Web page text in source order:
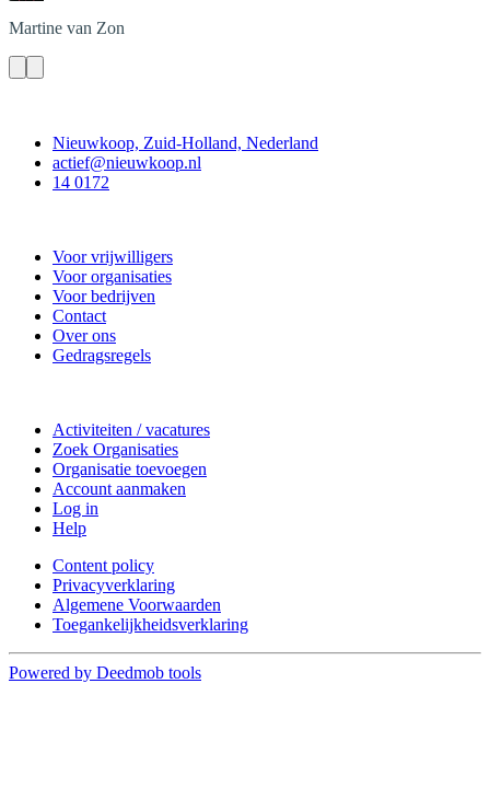
Martine van Zon
Nieuwkoop, Zuid-Holland, Nederland
actief@nieuwkoop.nl
14 0172
Voor vrijwilligers
Voor organisaties
Voor bedrijven
Contact
Over ons
Gedragsregels
Activiteiten / vacatures
Zoek Organisaties
Organisatie toevoegen
Account aanmaken
Log in
Help
Content policy
Privacyverklaring
Algemene Voorwaarden
Toegankelijkheidsverklaring
Powered by Deedmob tools